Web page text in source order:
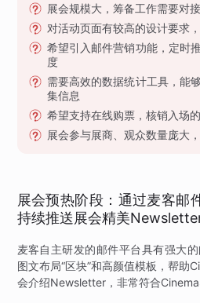
展会规模大，筹备工作需要对
对活动页面有较高的设计要求
希望引入邮件营销功能，定时
度
需要高效的数据统计工具，能
集信息
希望支持在线购票，核销入场
展会参与展商、观众数量庞大
展会预热阶段：通过麦客邮
持续推送展会精美
麦客自主研发的邮件平台具有强大
图文布局“区块”和高颜值模板，帮助
会介绍Newsletter，非常符合